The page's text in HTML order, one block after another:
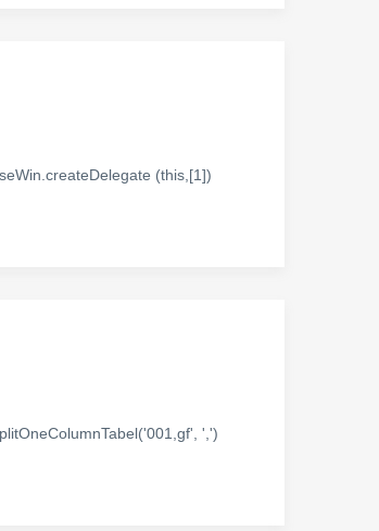
(this,[1])
',')